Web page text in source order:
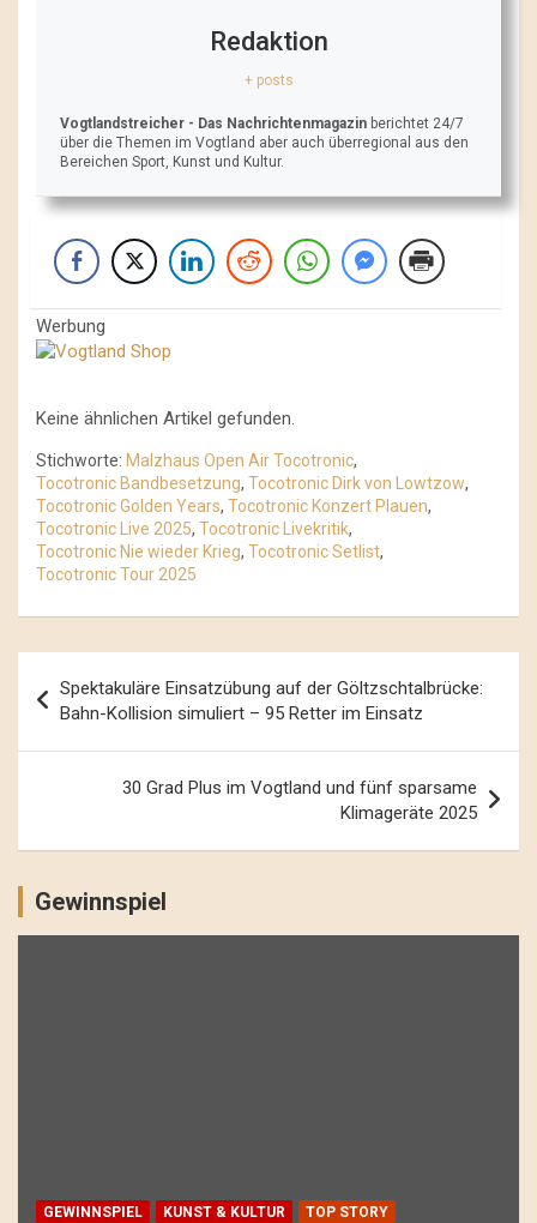
Redaktion
+ posts
Vogtlandstreicher - Das Nachrichtenmagazin berichtet 24/7
über die Themen im Vogtland aber auch überregional aus den
Bereichen Sport, Kunst und Kultur.
Werbung
Keine ähnlichen Artikel gefunden.
Stichworte: Malzhaus Open Air Tocotronic,
Tocotronic Bandbesetzung, Tocotronic Dirk von Lowtzow,
Tocotronic Golden Years, Tocotronic Konzert Plauen,
Tocotronic Live 2025, Tocotronic Livekritik,
Tocotronic Nie wieder Krieg, Tocotronic Setlist,
Tocotronic Tour 2025
Navigation
Spektakuläre Einsatzübung auf der Göltzschtalbrücke:
Bahn-Kollision simuliert – 95 Retter im Einsatz
30 Grad Plus im Vogtland und fünf sparsame
Klimageräte 2025
Gewinnspiel
GEWINNSPIEL KUNST & KULTUR TOP STORY